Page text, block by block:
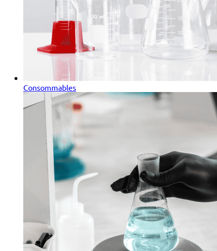
Consommables